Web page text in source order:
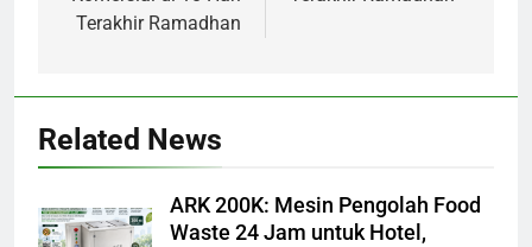
Terakhir Ramadhan
Related News
ARK 200K: Mesin Pengolah Food
Waste 24 Jam untuk Hotel,